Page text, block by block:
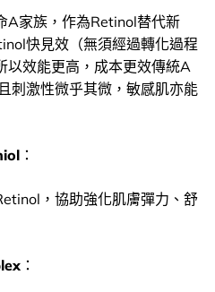
A家族，作為Retinol替代新
快見效（無須經過轉化過程
以效能更高，成本更效傳統A
刺激性微乎其微，敏感肌亦能
：
，協助強化肌膚彈力、舒
：